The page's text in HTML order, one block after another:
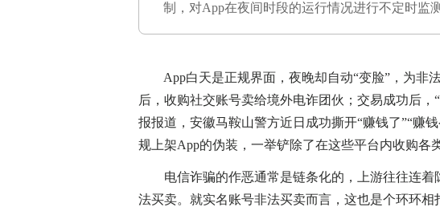
制，对App在夜间时段的运行情况进行不定时监
App白天是正规界面，夜晚却自动“变脸”，为非法
后，收购社交账号卖给境外电诈团伙；交易成功后
报报道，安徽马鞍山警方近日成功撕开“赚钱了”“赚
规上架App的伪装，一举铲除了在这些平台内收购各
电信诈骗的作恶通常是链条化的，上游往往连着
法买卖。就实名账号非法买卖而言，这也是个环环